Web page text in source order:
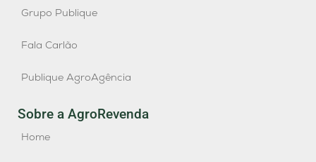
Grupo Publique
Fala Carlão
Publique AgroAgência
Sobre a AgroRevenda
Home